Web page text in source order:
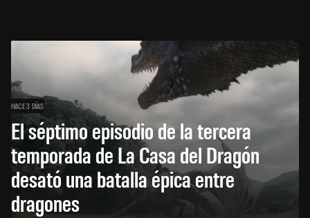
HACE 3 DÍAS
El séptimo episodio de la tercera
temporada de La Casa del Dragón
desató una batalla épica entre
dragones